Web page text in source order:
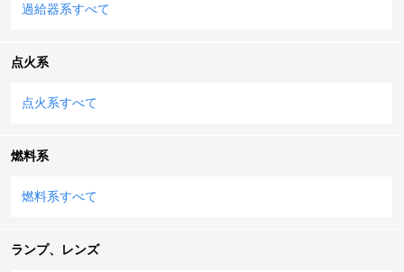
過給器系すべて
点火系
点火系すべて
燃料系
燃料系すべて
ランプ、レンズ